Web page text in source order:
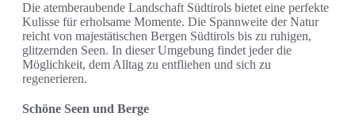
Die atemberaubende Landschaft Südtirols bietet eine perfekte
Kulisse für erholsame Momente. Die Spannweite der Natur
reicht von majestätischen Bergen Südtirols bis zu ruhigen,
glitzernden Seen. In dieser Umgebung findet jeder die
Möglichkeit, dem Alltag zu entfliehen und sich zu
regenerieren.
Schöne Seen und Berge